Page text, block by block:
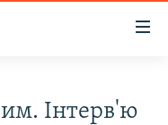
Інтерв'ю